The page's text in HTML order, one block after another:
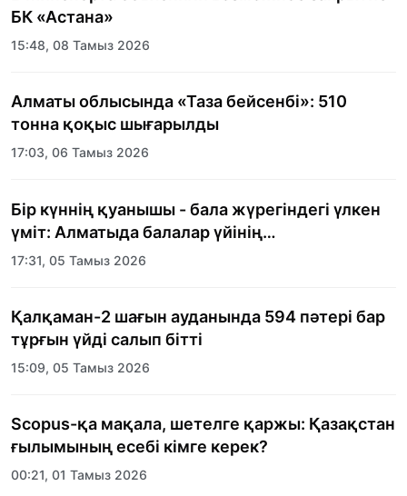
БК «Астана»
15:48, 08 Тамыз 2026
Алматы облысында «Таза бейсенбі»: 510
тонна қоқыс шығарылды
17:03, 06 Тамыз 2026
Бір күннің қуанышы - бала жүрегіндегі үлкен
үміт: Алматыда балалар үйінің
тәрбиеленушілеріне мерекелік күн
17:31, 05 Тамыз 2026
Қалқаман-2 шағын ауданында 594 пәтері бар
тұрғын үйді салып бітті
15:09, 05 Тамыз 2026
Scopus-қа мақала, шетелге қаржы: Қазақстан
ғылымының есебі кімге керек?
00:21, 01 Тамыз 2026